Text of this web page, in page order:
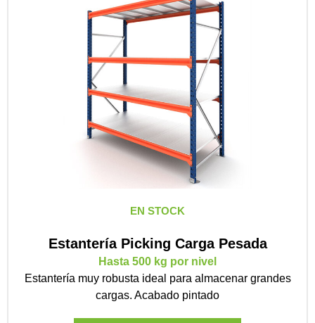
EN STOCK
Estantería Picking Carga Pesada
Hasta 500 kg por nivel
Estantería muy robusta ideal para almacenar grandes
cargas. Acabado pintado